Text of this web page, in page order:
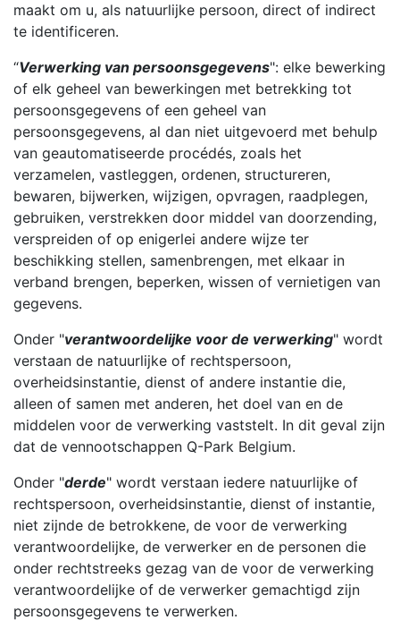
maakt om u, als natuurlijke persoon, direct of indirect
te identificeren.
“Verwerking van persoonsgegevens": elke bewerking
of elk geheel van bewerkingen met betrekking tot
persoonsgegevens of een geheel van
persoonsgegevens, al dan niet uitgevoerd met behulp
van geautomatiseerde procédés, zoals het
verzamelen, vastleggen, ordenen, structureren,
bewaren, bijwerken, wijzigen, opvragen, raadplegen,
gebruiken, verstrekken door middel van doorzending,
verspreiden of op enigerlei andere wijze ter
beschikking stellen, samenbrengen, met elkaar in
verband brengen, beperken, wissen of vernietigen van
gegevens.
Onder "verantwoordelijke voor de verwerking" wordt
verstaan de natuurlijke of rechtspersoon,
overheidsinstantie, dienst of andere instantie die,
alleen of samen met anderen, het doel van en de
middelen voor de verwerking vaststelt. In dit geval zijn
dat de vennootschappen Q-Park Belgium.
Onder "derde" wordt verstaan iedere natuurlijke of
rechtspersoon, overheidsinstantie, dienst of instantie,
niet zijnde de betrokkene, de voor de verwerking
verantwoordelijke, de verwerker en de personen die
onder rechtstreeks gezag van de voor de verwerking
verantwoordelijke of de verwerker gemachtigd zijn
persoonsgegevens te verwerken.